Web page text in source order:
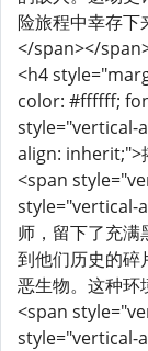
险旅程中幸存下
</span></
<h4
color: #ffffff;
style="vertical-
align: inherit;">
<span
style="vertical-
师，留下了充满
到他们历史的碎
恶生物。这种
<span
style="vertical-